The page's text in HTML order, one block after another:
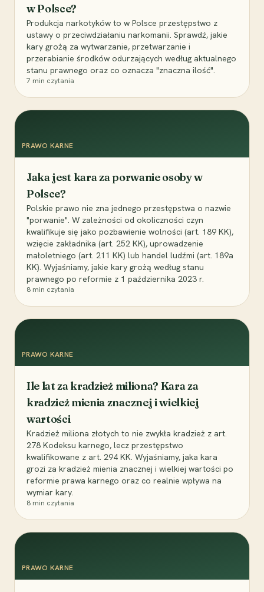
w Polsce?
Produkcja narkotyków to w Polsce przestępstwo z
ustawy o przeciwdziałaniu narkomanii. Sprawdź, jakie
kary grożą za wytwarzanie, przetwarzanie i
przerabianie środków odurzających według aktualnego
stanu prawnego oraz co oznacza "znaczna ilość".
7 min czytania
PRAWO KARNE
Jaka jest kara za porwanie osoby w
Polsce?
Polskie prawo nie zna jednego przestępstwa o nazwie
"porwanie". W zależności od okoliczności czyn
kwalifikuje się jako pozbawienie wolności (art. 189 KK),
wzięcie zakładnika (art. 252 KK), uprowadzenie
małoletniego (art. 211 KK) lub handel ludźmi (art. 189a
KK). Wyjaśniamy, jakie kary grożą według stanu
prawnego po reformie z 1 października 2023 r.
8 min czytania
PRAWO KARNE
Ile lat za kradzież miliona? Kara za
kradzież mienia znacznej i wielkiej
wartości
Kradzież miliona złotych to nie zwykła kradzież z art.
278 Kodeksu karnego, lecz przestępstwo
kwalifikowane z art. 294 KK. Wyjaśniamy, jaka kara
grozi za kradzież mienia znacznej i wielkiej wartości po
reformie prawa karnego oraz co realnie wpływa na
wymiar kary.
8 min czytania
PRAWO KARNE